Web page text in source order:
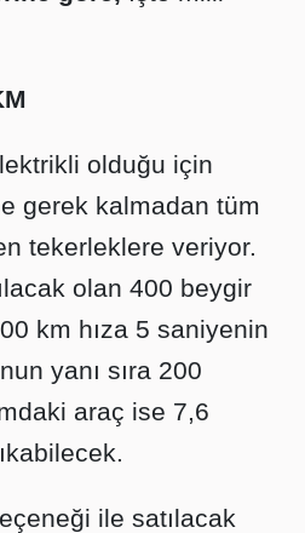
olduğu için
gerek kalmadan tüm
tekerleklere veriyor.
olan 400 beygir
km hıza 5 saniyenin
yanı sıra 200
araç ise 7,6
ile satılacak